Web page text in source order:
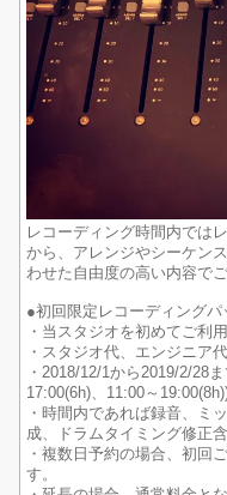
レコーディング時間内では
から、アレンジやシーケン
わせた自由度の高い内容で
●初回限定レコーディング
・当スタジオを初めてご利
・スタジオ代、エンジニア
・2018/12/1から2019/2/28
17:00(6h)、11:00～
・時間内であれば録音、ミ
成、ドラムタイミング修正
・複数日予約の場合、初回
す。